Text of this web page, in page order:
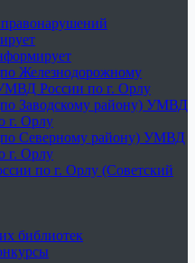
Железнодорожному
России по г. Орлу
Заводскому району) УМВД
г. Орлу
Северному району) УМВД
г. Орлу
по г. Орлу (Советский
библиотек